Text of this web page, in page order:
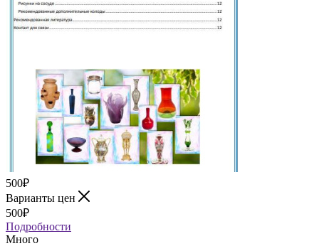
500₽
Варианты цен
500₽
Подробности
Много